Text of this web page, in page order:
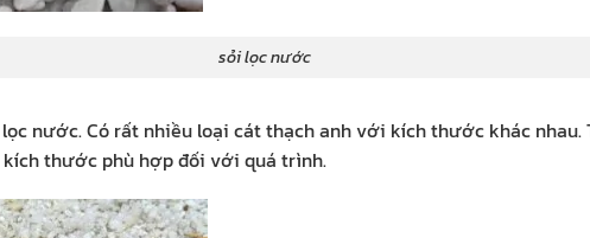
lọc nước
nước. Có rất nhiều loại cát thạch anh với kích thước khác nhau.
kích thước phù hợp đối với quá trình.